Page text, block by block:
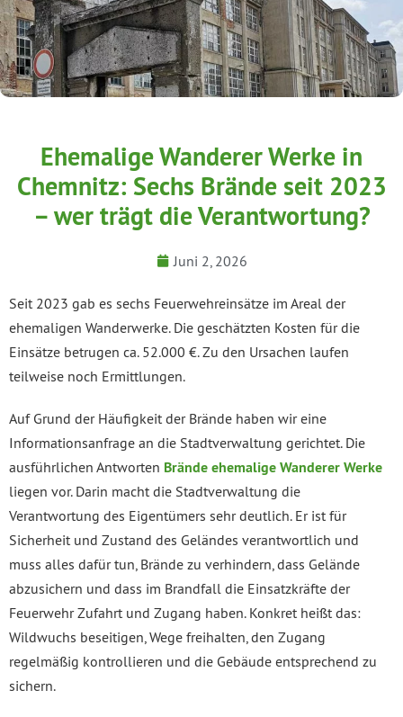
Ehemalige Wanderer Werke in
Chemnitz: Sechs Brände seit 2023
– wer trägt die Verantwortung?
Juni 2, 2026
Seit 2023 gab es sechs Feuerwehreinsätze im Areal der
ehemaligen Wanderwerke. Die geschätzten Kosten für die
Einsätze betrugen ca. 52.000 €. Zu den Ursachen laufen
teilweise noch Ermittlungen.
Auf Grund der Häufigkeit der Brände haben wir eine
Informationsanfrage an die Stadtverwaltung gerichtet. Die
ausführlichen Antworten Brände ehemalige Wanderer Werke
liegen vor. Darin macht die Stadtverwaltung die
Verantwortung des Eigentümers sehr deutlich. Er ist für
Sicherheit und Zustand des Geländes verantwortlich und
muss alles dafür tun, Brände zu verhindern, dass Gelände
abzusichern und dass im Brandfall die Einsatzkräfte der
Feuerwehr Zufahrt und Zugang haben. Konkret heißt das:
Wildwuchs beseitigen, Wege freihalten, den Zugang
regelmäßig kontrollieren und die Gebäude entsprechend zu
sichern.